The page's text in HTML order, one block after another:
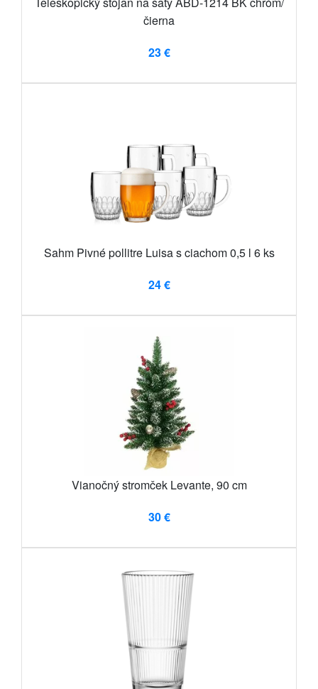
čierna
23 €
Sahm Pivné pollitre Luisa s ciachom 0,5 l 6 ks
24 €
Vianočný stromček Levante, 90 cm
30 €